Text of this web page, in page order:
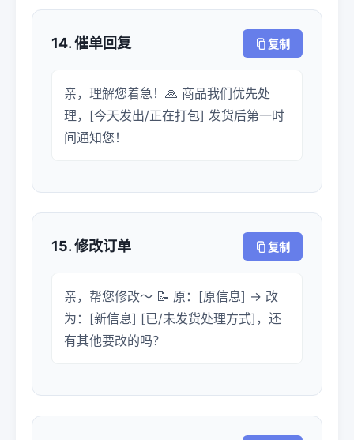
14. 催单回复 复制
亲，理解您着急！🙏 商品我们优先处
理，[今天发出/正在打包] 发货后第一时
间通知您！
15. 修改订单 复制
亲，帮您修改～ 📝 原：[原信息] → 改
为：[新信息] [已/未发货处理方式]，还
有其他要改的吗？